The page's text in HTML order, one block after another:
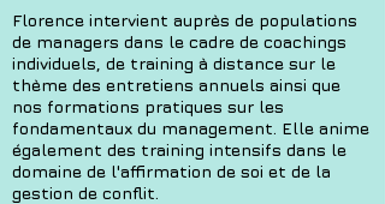
Florence intervient auprès de populations
de managers dans le cadre de coachings
individuels, de training à distance sur le
thème des entretiens annuels ainsi que
nos formations pratiques sur les
fondamentaux du management. Elle anime
également des training intensifs dans le
domaine de l'affirmation de soi et de la
gestion de conflit.